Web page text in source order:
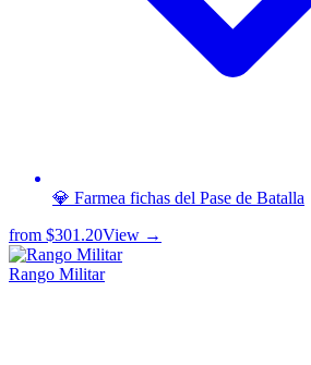
💎 Farmea fichas del Pase de Batalla
from $301.20View →
Rango Militar